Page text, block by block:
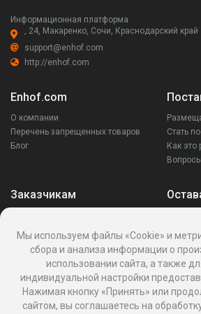
Информационная платформа
, 24, Макаренко, Сочи, Краснодарский
support@enhof.com
http://enhof.com
Enhof.com
О компании
Перечень запрещенных товаров
Блог
Стать
Как это
Вопросы
Заказчикам
Ваши запросы
Написать поставщику
Написать в поддержку
Реквизиты
Мы используем файлы «Cookie» и
сбора и анализа информации о
использовании сайта, а также
индивидуальной настройки
Нажимая кнопку «Принять» или
сайтом, вы соглашаетесь на